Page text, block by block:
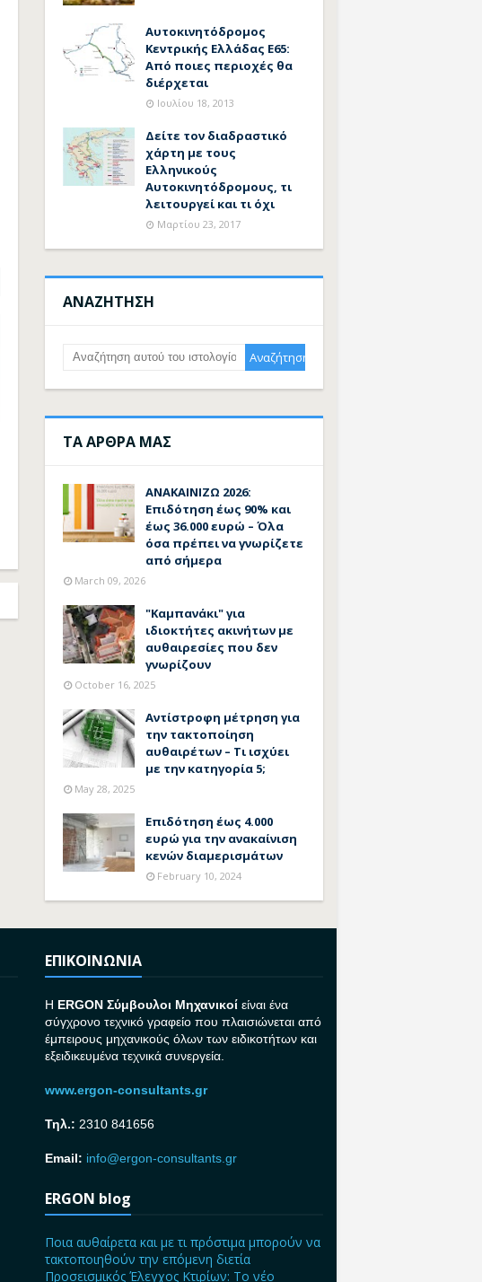
Αυτοκινητόδρομος
Κεντρικής Ελλάδας Ε65:
Από ποιες περιοχές θα
διέρχεται
Ιουλίου 18, 2013
Δείτε τον διαδραστικό
χάρτη με τους
Ελληνικούς
Αυτοκινητόδρομους, τι
λειτουργεί και τι όχι
Μαρτίου 23, 2017
ΑΝΑΖΗΤΗΣΗ
ΤΑ ΑΡΘΡΑ ΜΑΣ
ΑΝΑΚΑΙΝΙΖΩ 2026:
Επιδότηση έως 90% και
έως 36.000 ευρώ – Όλα
όσα πρέπει να γνωρίζετε
από σήμερα
March 09, 2026
"Καμπανάκι" για
ιδιοκτήτες ακινήτων με
αυθαιρεσίες που δεν
γνωρίζουν
October 16, 2025
Αντίστροφη μέτρηση για
την τακτοποίηση
αυθαιρέτων – Τι ισχύει
με την κατηγορία 5;
May 28, 2025
Επιδότηση έως 4.000
ευρώ για την ανακαίνιση
κενών διαμερισμάτων
February 10, 2024
ΕΠΙΚΟΙΝΩΝΙΑ
H ERGON Σύμβουλοι Μηχανικοί είναι ένα
σύγχρονο τεχνικό γραφείο που πλαισιώνεται από
έμπειρους μηχανικούς όλων των ειδικοτήτων και
εξειδικευμένα τεχνικά συνεργεία.
www.ergon-consultants.gr
Τηλ.: 2310 841656
Email: info@ergon-consultants.gr
ERGON blog
Ποια αυθαίρετα και με τι πρόστιμα μπορούν να
τακτοποιηθούν την επόμενη διετία
Προσεισμικός Έλεγχος Κτιρίων: Το νέο